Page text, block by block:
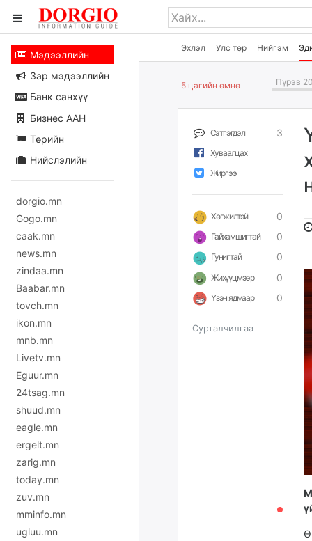
Эхлэл Улс төр Нийгэм
Мэдээллийн
Зар мэдээллийн
Банк санхүү
Бизнес ААН
Төрийн
Нийслэлийн
dorgio.mn
Gogo.mn
caak.mn
news.mn
zindaa.mn
Baabar.mn
tovch.mn
ikon.mn
mnb.mn
Livetv.mn
Eguur.mn
24tsag.mn
shuud.mn
eagle.mn
ergelt.mn
zarig.mn
today.mn
zuv.mn
mminfo.mn
ugluu.mn
5 цагийн өмнө Пүрэв
Сэтгэгдэл 3
Хуваалцах
Жиргээ
Хөгжилтэй 0
Гайхамшигтай 0
Гунигтай 0
Жихүүцмээр 0
Үзэн ядмаар 0
Сурталчилгаа